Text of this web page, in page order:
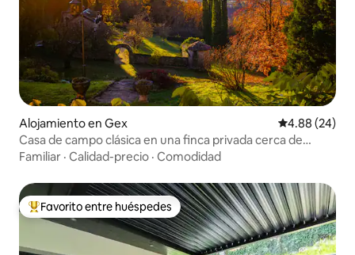
Alojamiento en Gex Calificación
4.88 (24)
Casa de campo clásica en una finca privada cerca de
Ginebra
Familiar · Calidad-precio · Comodidad
Favorito entre huéspedes preferido
Favorito entre huéspedes